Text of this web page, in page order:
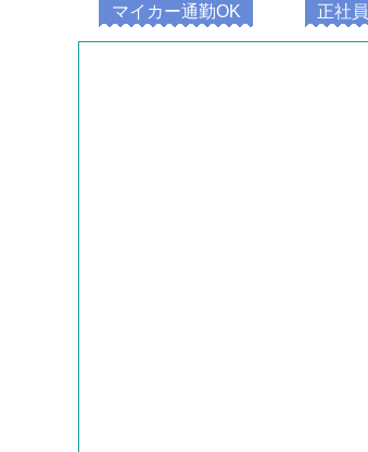
マイカー通勤OK 正社員